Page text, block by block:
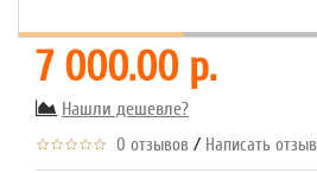
7 000.00 р.
Нашли дешевле?
0 отзывов / Написать отзыв